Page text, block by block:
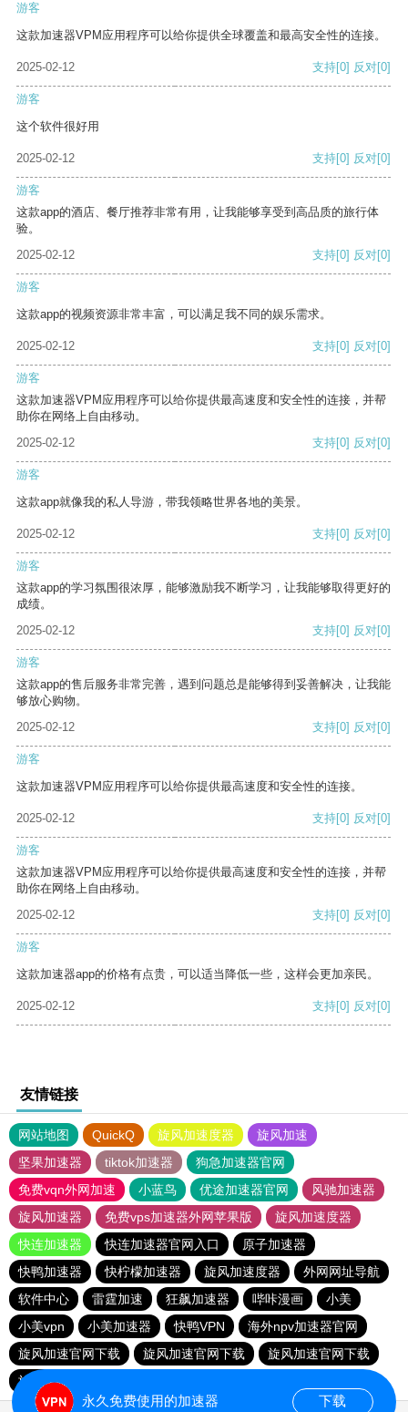
游客
这款加速器VPM应用程序可以给你提供全球覆盖和最高安全性的连接。
2025-02-12 支持[0] 反对[0]
游客
这个软件很好用
2025-02-12 支持[0] 反对[0]
游客
这款app的酒店、餐厅推荐非常有用，让我能够享受到高品质的旅行体
验。
2025-02-12
支持[0] 反对[0]
游客
这款app的视频资源非常丰富，可以满足我不同的娱乐需求。
2025-02-12 支持[0] 反对[0]
游客
这款加速器VPM应用程序可以给你提供最高速度和安全性的连接，并帮
助你在网络上自由移动。
2025-02-12
支持[0] 反对[0]
游客
这款app就像我的私人导游，带我领略世界各地的美景。
2025-02-12 支持[0] 反对[0]
游客
这款app的学习氛围很浓厚，能够激励我不断学习，让我能够取得更好的
成绩。
2025-02-12
支持[0] 反对[0]
游客
这款app的售后服务非常完善，遇到问题总是能够得到妥善解决，让我能
够放心购物。
2025-02-12
支持[0] 反对[0]
游客
这款加速器VPM应用程序可以给你提供最高速度和安全性的连接。
2025-02-12 支持[0] 反对[0]
游客
这款加速器VPM应用程序可以给你提供最高速度和安全性的连接，并帮
助你在网络上自由移动。
2025-02-12
支持[0] 反对[0]
游客
这款加速器app的价格有点贵，可以适当降低一些，这样会更加亲民。
2025-02-12 支持[0] 反对[0]
友情链接
网站地图 QuickQ 旋风加速度器
旋风加速
坚果加速器
tiktok加速器
狗急加速器官网
免费vqn外网加速
小蓝鸟 优途加速器官网
风驰加速器
旋风加速器
免费vps加速器外网苹果版
旋风加速度器
快连加速器
快连加速器官网入口
原子加速器
快鸭加速器
快柠檬加速器 旋风加速度器
外网网址导航
软件中心
雷霆加速 狂飙加速器 哔咔漫画
小美
小美vpn
小美加速器 快鸭VPN
海外npv加速器官网
旋风加速官网下载
旋风加速官网下载
旋风加速官网下载
旋风加速官网下载
永久免费使用的加速器 下载